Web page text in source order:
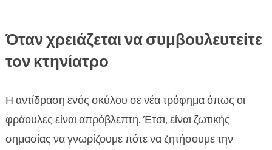
Όταν χρειάζεται να συμβουλευτείτε
τον κτηνίατρο
Η αντίδραση ενός σκύλου σε νέα τρόφημα όπως οι
φράουλες είναι απρόβλεπτη. Έτσι, είναι ζωτικής
σημασίας να γνωρίζουμε πότε να ζητήσουμε την